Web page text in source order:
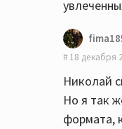
18 декабря
Николай
Но я так
формата,